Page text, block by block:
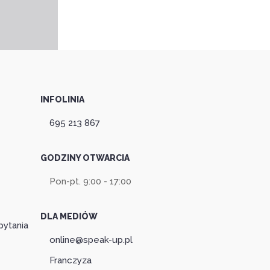
INFOLINIA
695 213 867
GODZINY OTWARCIA
Pon-pt. 9:00 - 17:00
DLA MEDIÓW
online@speak-up.pl
Franczyza